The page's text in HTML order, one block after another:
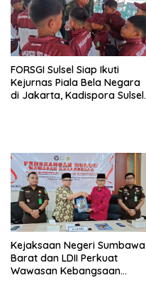
FORSGI Sulsel Siap Ikuti
Kejurnas Piala Bela Negara
di Jakarta, Kadispora Sulsel
Kejaksaan Negeri Sumbawa
Barat dan LDII Perkuat
Wawasan Kebangsaan